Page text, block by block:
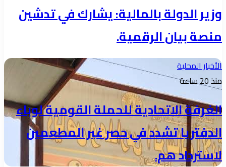
وزير الدولة بالمالية: يشارك في تدشين
منصة بيان الرقمية.
الأخبار المحلية
منذ 20 ساعة
الغرفة الاتحادية للحملة القومية لوباء
الدفتريا تشدد في حصر غير المطعمين
لاسترداد هم.